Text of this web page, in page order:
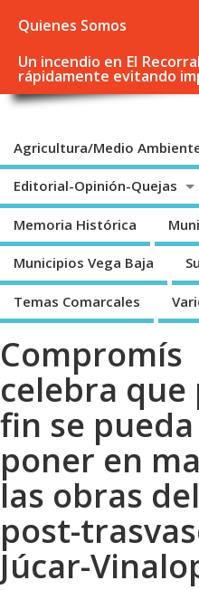
Quienes Somos
Un incendio en El
rápidamente evitando
Agricultura/Medio
Editorial-Opinión-Quejas
Memoria Histórica
Municipios Vega Baja
Temas Comarcales
Compromís
celebra que
fin se pueda
poner en
las obras del
post-
Júcar-